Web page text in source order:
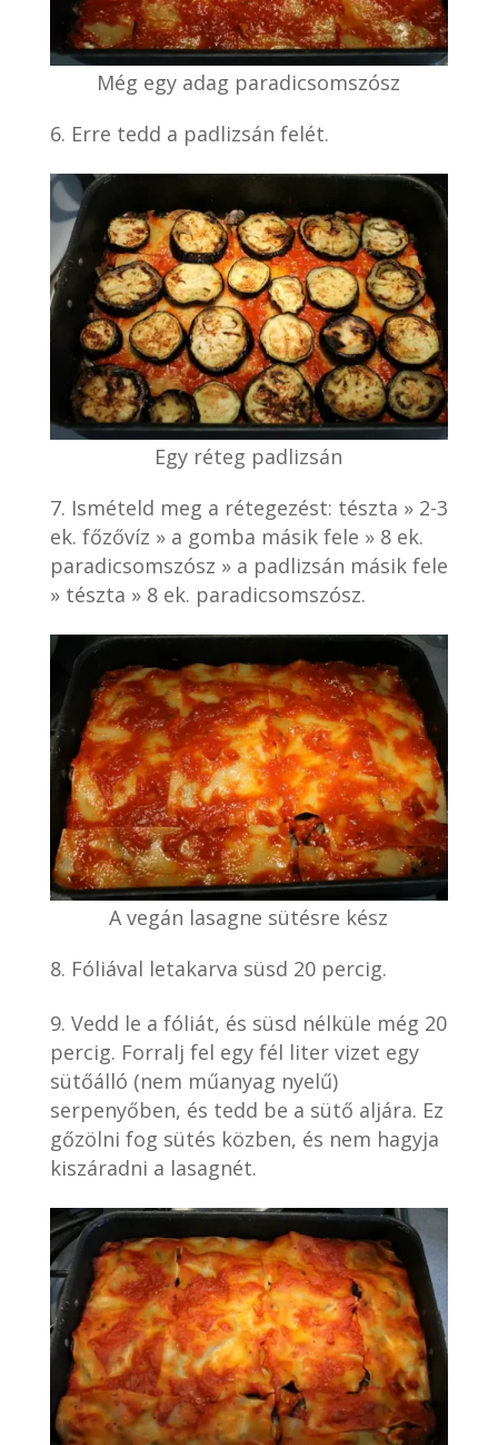
Még egy adag paradicsomszósz
Erre tedd a padlizsán felét.
Egy réteg padlizsán
Ismételd meg a rétegezést: tészta » 2-3
ek. főzővíz » a gomba másik fele » 8 ek.
paradicsomszósz » a padlizsán másik fele
» tészta » 8 ek. paradicsomszósz.
A vegán lasagne sütésre kész
Fóliával letakarva süsd 20 percig.
Vedd le a fóliát, és süsd nélküle még 20
percig. Forralj fel egy fél liter vizet egy
sütőálló (nem műanyag nyelű)
serpenyőben, és tedd be a sütő aljára. Ez
gőzölni fog sütés közben, és nem hagyja
kiszáradni a lasagnét.